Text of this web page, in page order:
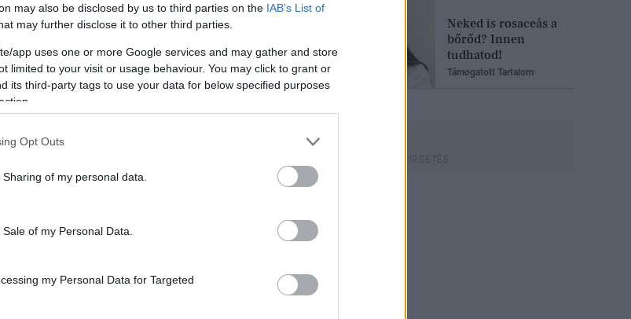
may also be disclosed by us to third parties on the IAB’s List of
may further disclose it to other third parties.
app uses one or more Google services and may gather and store
limited to your visit or usage behaviour. You may click to grant or
its third-party tags to use your data for below specified purposes
Opt Outs
of my personal data.
of my Personal Data.
my Personal Data for Targeted
Neked is rosaceás a
bőrőd? Innen
tudhatod!
Támogatott Tartalom